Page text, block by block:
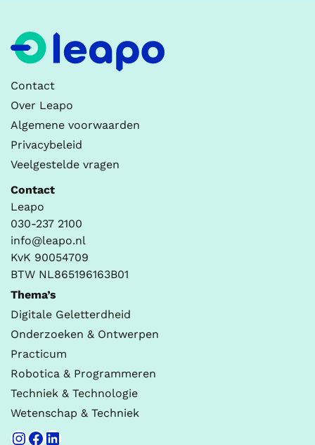
Contact
Over Leapo
Algemene voorwaarden
Privacybeleid
Veelgestelde vragen
Contact
Leapo
030-237 2100
info@leapo.nl
KvK 90054709
BTW NL865196163B01
Thema’s
Digitale Geletterdheid
Onderzoeken & Ontwerpen
Practicum
Robotica & Programmeren
Techniek & Technologie
Wetenschap & Techniek
Instagram
Facebook
LinkedIn